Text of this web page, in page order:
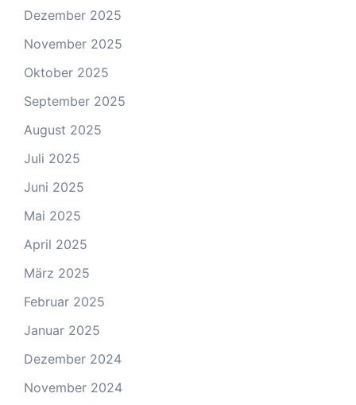
Dezember 2025
November 2025
Oktober 2025
September 2025
August 2025
Juli 2025
Juni 2025
Mai 2025
April 2025
März 2025
Februar 2025
Januar 2025
Dezember 2024
November 2024